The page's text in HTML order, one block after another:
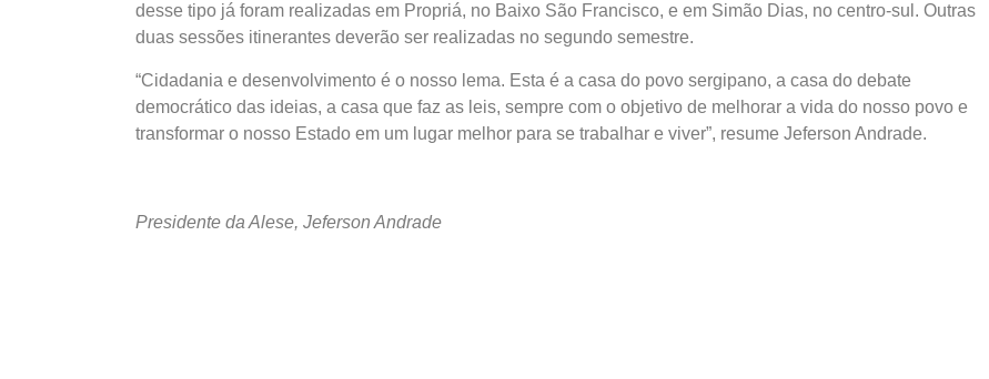
desse tipo já foram realizadas em Propriá, no Baixo São Francisco, e em Simão Dias, no centro-sul. Outras
duas sessões itinerantes deverão ser realizadas no segundo semestre.
“Cidadania e desenvolvimento é o nosso lema. Esta é a casa do povo sergipano, a casa do debate
democrático das ideias, a casa que faz as leis, sempre com o objetivo de melhorar a vida do nosso povo e
transformar o nosso Estado em um lugar melhor para se trabalhar e viver”, resume Jeferson Andrade.
Presidente da Alese, Jeferson Andrade